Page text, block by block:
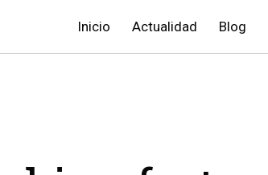
Inicio Actualidad Blog